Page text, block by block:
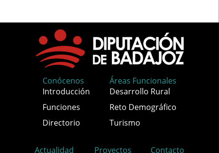
Conócenos
Introducción
Funciones
Directorio
Áreas Funcionales
Desarrollo Rural
Reto Demográfico
Turismo
Actualidad Proyectos Contacto